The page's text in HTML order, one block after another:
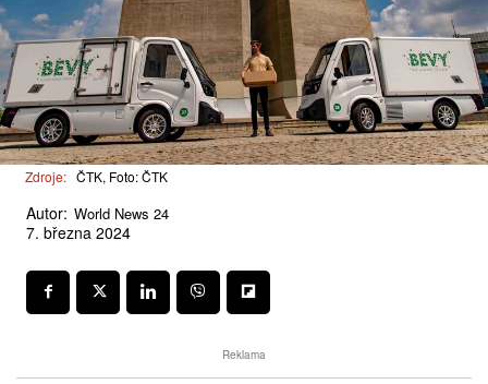
Zdroje: ČTK, Foto: ČTK
Autor: World News 24
7. března 2024
Reklama